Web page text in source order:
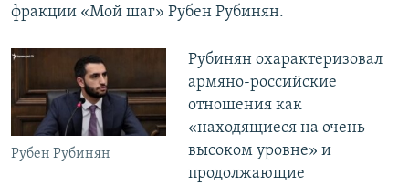
фракции «Мой шаг» Рубен Рубинян.
Рубен Рубинян
Рубинян охарактеризовал
армяно-российские
отношения как
«находящиеся на очень
высоком уровне» и
продолжающие